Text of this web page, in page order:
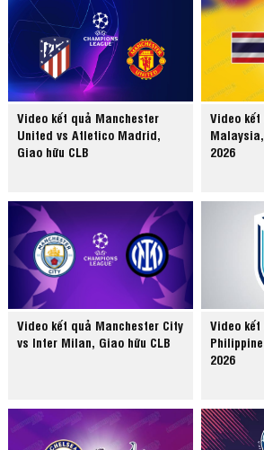
Video kết quả Manchester
United vs Atletico Madrid,
Giao hữu CLB
Video
Malaysia,
2026
Video kết quả Manchester City
vs Inter Milan, Giao hữu CLB
Video
2026